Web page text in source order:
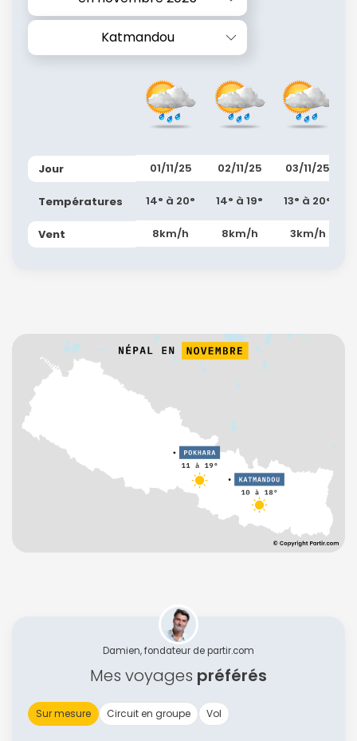
Katmandou
Jour
Températures
Vent
01/11/25
14° à 20°
8km/h
02/11/25
14° à 19°
8km/h
03/11/25
13° à 20°
3km/h
Damien, fondateur de partir.com
Mes voyages préférés
Sur mesure Circuit en groupe Vol